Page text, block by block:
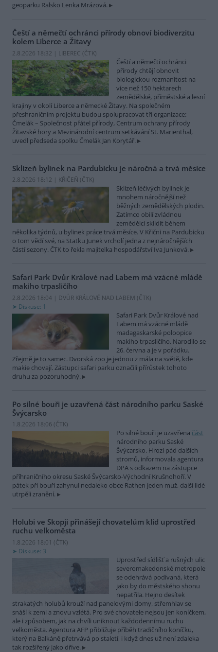
geoparku Ralsko Lenka Mrázová.
Čeští a němečtí ochránci přírody obnoví biodiverzitu
kolem Liberce a Žitavy
2.8.2026 18:32 | LIBEREC (ČTK)
Čeští a němečtí ochránci
přírody chtějí obnovit
biologickou rozmanitost na
více než 150 hektarech
zemědělské, příměstské a lesní
krajiny v okolí Liberce a německé Žitavy. Na společném
přeshraničním projektu budou spolupracovat tři organizace:
Čmelák – Společnost přátel přírody, Centrum ochrany přírody
Žitavské hory a Mezinárodní centrum setkávání St. Marienthal,
uvedl předseda spolku Čmelák Jan Korytář.
Sklizeň bylinek na Pardubicku je náročná a trvá měsíce
2.8.2026 18:12 | KŘIČEŇ (ČTK)
Sklizeň léčivých bylinek je
mnohem náročnější než
běžných zemědělských plodin.
Zatímco obilí zvládnou
zemědělci sklidit během
několika týdnů, u bylinek práce trvá měsíce. V Křični na Pardubicku
o tom vědí své, na Statku Junek vrcholí jedna z nejnáročnějších
částí sezony. ČTK to řekla majitelka hospodářství Iva Junková.
Safari Park Dvůr Králové nad Labem má vzácné mládě
makiho trpasličího
2.8.2026 18:04 | DVŮR KRÁLOVÉ NAD LABEM (ČTK)
Diskuse: 1
Safari Park Dvůr Králové nad
Labem má vzácné mládě
madagaskarské poloopice
makiho trpasličího. Narodilo se
26. června a je v pořádku.
Zřejmě je to samec. Dvorská zoo je jednou z mála na světě, kde
makie chovají. Zástupci safari parku označili přírůstek tohoto
druhu za pozoruhodný.
Po silné bouři je uzavřená část národního parku Saské
Švýcarsko
1.8.2026 18:06 (ČTK)
Po silné bouři je uzavřena část
národního parku Saské
Švýcarsko. Hrozí pád dalších
stromů, informovala agentura
DPA s odkazem na zástupce
příhraničního okresu Saské Švýcarsko-Východní Krušnohoří. V
pátek při bouři zahynul nedaleko obce Rathen jeden muž, další lidé
utrpěli zranění.
Holubi ve Skopji přinášejí chovatelům klid uprostřed
ruchu velkoměsta
1.8.2026 18:01 (ČTK)
Diskuse: 3
Uprostřed sídlišť a rušných ulic
severomakedonské metropole
se odehrává podívaná, která
jako by do městského shonu
nepatřila. Hejno desítek
strakatých holubů krouží nad panelovými domy, střemhlav se
snáší k zemi a znovu vzlétá. Pro své chovatele nejsou jen koníčkem,
ale i způsobem, jak na chvíli uniknout každodennímu ruchu
velkoměsta. Agentura AFP přibližuje příběh tradičního koníčku,
který na Balkáně přetrvává po staletí, i když dnes už není zdaleka
tak rozšířený jako dříve.